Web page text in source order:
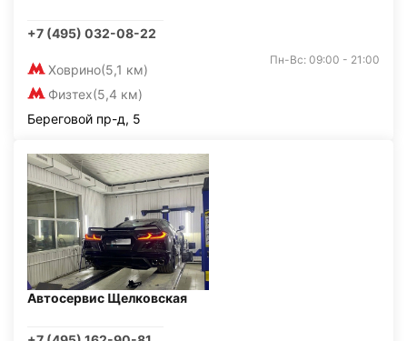
+7 (495) 032-08-22
Ховрино(5,1 км)
Физтех(5,4 км)
Пн-Вс: 09:00 - 21:00
Береговой пр-д, 5
Автосервис Щелковская